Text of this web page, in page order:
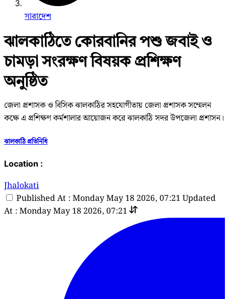
সারাদেশ
ঝালকাঠিতে কোরবানির পশু জবাই ও
চামড়া সংরক্ষণ বিষয়ক প্রশিক্ষণ
অনুষ্ঠিত
জেলা প্রশাসক ও বিসিক ঝালকাঠির সহযোগীতায় জেলা প্রশাসক সম্মেলন
কক্ষে এ প্রশিক্ষণ কর্মশালার আয়োজন করে ঝালকাঠি সদর উপজেলা প্রশাসন।
ঝালকাঠি প্রতিনিধি
Location :
Jhalokati
Published At : Monday May 18 2026, 07:21 Updated
At : Monday May 18 2026, 07:21